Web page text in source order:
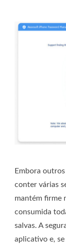
Embora
conter várias
mantém firme
consumida
salvas. A
aplicativo e,